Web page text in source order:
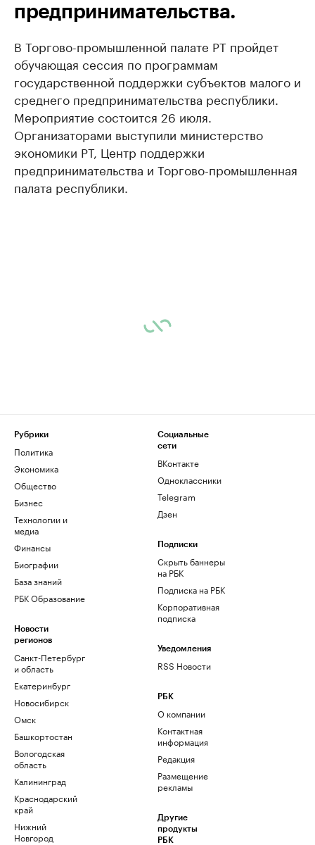
предпринимательства.
В Торгово-промышленной палате РТ пройдет
обучающая сессия по программам
государственной поддержки субъектов малого и
среднего предпринимательства республики.
Мероприятие состоится 26 июля.
Организаторами выступили министерство
экономики РТ, Центр поддержки
предпринимательства и Торгово-промышленная
палата республики.
Рубрики
Политика
Экономика
Общество
Бизнес
Технологии и
медиа
Финансы
Биографии
База знаний
РБК Образование
Новости
регионов
Санкт-Петербург
и область
Екатеринбург
Новосибирск
Омск
Башкортостан
Вологодская
область
Калининград
Краснодарский
край
Нижний
Новгород
Социальные
сети
ВКонтакте
Одноклассники
Telegram
Дзен
Подписки
Скрыть баннеры
на РБК
Подписка на РБК
Корпоративная
подписка
Уведомления
RSS Новости
РБК
О компании
Контактная
информация
Редакция
Размещение
рекламы
Другие
продукты
РБК